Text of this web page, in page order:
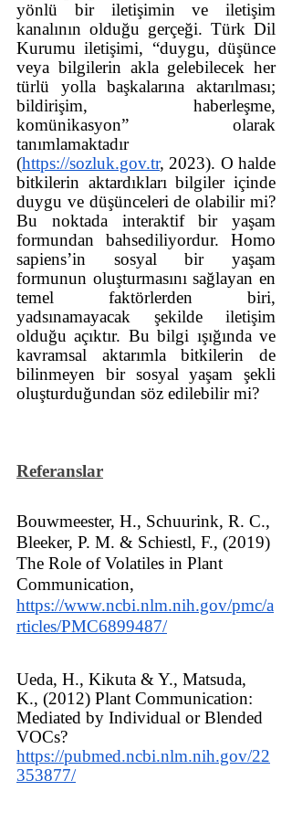
yönlü bir iletişimin ve iletişim
kanalının olduğu gerçeği. Türk Dil
Kurumu iletişimi, “duygu, düşünce
veya bilgilerin akla gelebilecek her
türlü yolla başkalarına aktarılması;
bildirişim, haberleşme,
komünikasyon” olarak
tanımlamaktadır
(https://sozluk.gov.tr, 2023). O halde
bitkilerin aktardıkları bilgiler içinde
duygu ve düşünceleri de olabilir mi?
Bu noktada interaktif bir yaşam
formundan bahsediliyordur. Homo
sapiens’in sosyal bir yaşam
formunun oluşturmasını sağlayan en
temel faktörlerden biri,
yadsınamayacak şekilde iletişim
olduğu açıktır. Bu bilgi ışığında ve
kavramsal aktarımla bitkilerin de
bilinmeyen bir sosyal yaşam şekli
oluşturduğundan söz edilebilir mi?
Referanslar
Bouwmeester, H., Schuurink, R. C.,
Bleeker, P. M. & Schiestl, F., (2019)
The Role of Volatiles in Plant
Communication,
https://www.ncbi.nlm.nih.gov/pmc/a
rticles/PMC6899487/
Ueda, H., Kikuta & Y., Matsuda,
K., (2012) Plant Communication:
Mediated by Individual or Blended
VOCs?
https://pubmed.ncbi.nlm.nih.gov/22
353877/